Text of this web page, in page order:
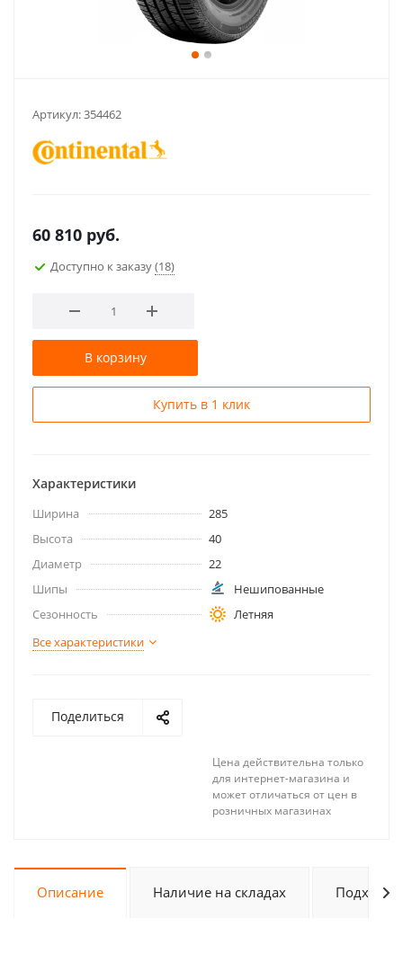
Артикул:354462
60 810 руб.
Доступно к заказу(18)
В корзину
Купить в 1 клик
Характеристики
Ширина
285
Высота
40
Диаметр
22
Шипы
Нешипованные
Сезонность
Летняя
Все характеристики
Поделиться
Цена действительна только
для интернет-магазина и
может отличаться от цен в
розничных магазинах
Описание Наличие на складах Подходит